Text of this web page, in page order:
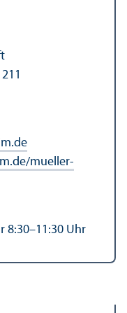
mueller-
8:30–11:30 Uhr